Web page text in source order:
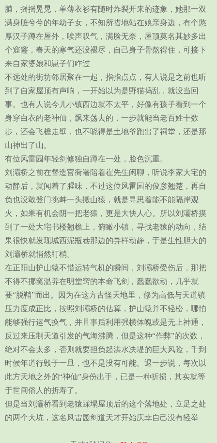
脯，摇摇晃晃，单薄衣衫有随时炸裂开来的迹象，她那一双
满身脏兮兮的年幼子女，不知所措地站在娘亲身边，有个憨
厚汉子蹲在屋外，唉声叹气，满脸无奈，屋顶莫名其妙多出
个窟窿，春天的寒气还没褪尽，自己身子骨熬得住，可接下
来自家婆娘和崽子们咋过
不远处的街坊邻居聚在一起，指指点点，有人说是之前也听
到了自家屋顶有声响，一开始以为是野猫捣乱，就没当回
事。也有人说今儿小镇西边就不太平，好像有孩子看到一个
身穿白衣的老神仙，飘来荡去的，一步就能当老百姓十数
步，还会飞檐走壁，也不晓得是土地爷跑出了祠堂，还是那
山神出了山。
有位风雷园年轻剑修独自蹲在一处，脸色沉重。
刘灞桥之前在督造官衙署陪着崔先生闲聊，听说李家大宅的
动静后，就闻着了腥味，不过这位风雷园的俊彦翘楚，再自
负也没敢登门挑衅一头搬山猿，就是寻思着能不能隔岸观
火，如果有机会阴一把老猿，更是大快人心。所以刘灞桥摸
到了一处大宅书楼翘檐上，俯瞰小镇，寻找老猿的动向，结
果很快就发现城西泥瓶巷那边的异样动静，于是生性胆大的
刘灞桥就悄然盯梢。
在正阳山护山猿不惜运转气机的瞬间，刘灞桥受伤后，那把
不得不挪窝温养在明堂窍的本命飞剑，蠢蠢欲动，几乎就
要“脱鞘”而出。因为在这方古怪天地里，修为高低与天道镇
压力度成正比，按照刘灞桥的估算，护山猿并不轻松，哪怕
能够强行运气换气，并且事后利用强横体魄或是无上神通，
反过来压制天道引发的气海沸腾，但是这种“作弊”的次数，
绝对不会太多，否则就要担负起洪水决堤的巨大风险，千到
时候年道行毁于一旦，也不是没有可能。退一步说，每次以
此方天地之外的“神仙”身份出手，已是一种折损，其实就等
于世间俗人的折寿了。
但是当刘灞桥看到老猿踩塌屋顶后的这个落地处，立足之处
的两个大坑，这名风雷园剑道天才开始庆幸自己没有轻举